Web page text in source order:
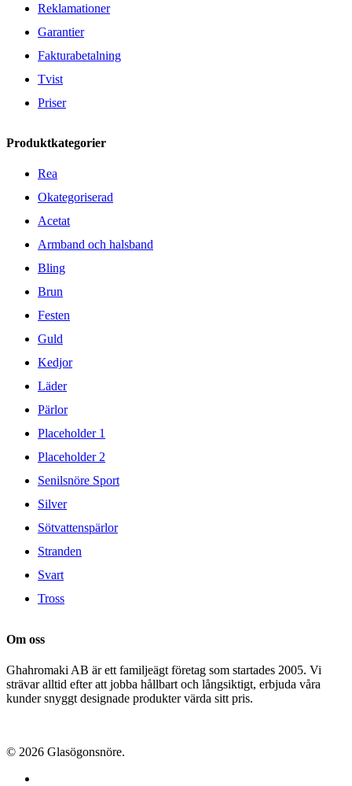
Reklamationer
Garantier
Fakturabetalning
Tvist
Priser
Produktkategorier
Rea
Okategoriserad
Acetat
Armband och halsband
Bling
Brun
Festen
Guld
Kedjor
Läder
Pärlor
Placeholder 1
Placeholder 2
Senilsnöre Sport
Silver
Sötvattenspärlor
Stranden
Svart
Tross
Om oss
Ghahromaki AB är ett familjeägt företag som startades 2005. Vi
strävar alltid efter att jobba hållbart och långsiktigt, erbjuda våra
kunder snyggt designade produkter värda sitt pris.
© 2026 Glasögonsnöre.